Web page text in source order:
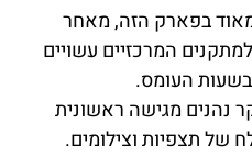
בפארק הזה, מאחר
המרכזיים עשויים
בשעות העומס.
נהנים מגישה ראשונית
של תצפיות וצילומים.